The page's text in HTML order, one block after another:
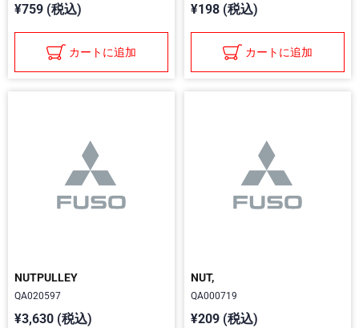
¥759 (税込)
カートに追加
¥198 (税込)
カートに追加
NUTPULLEY
QA020597
¥3,630 (税込)
NUT,
QA000719
¥209 (税込)